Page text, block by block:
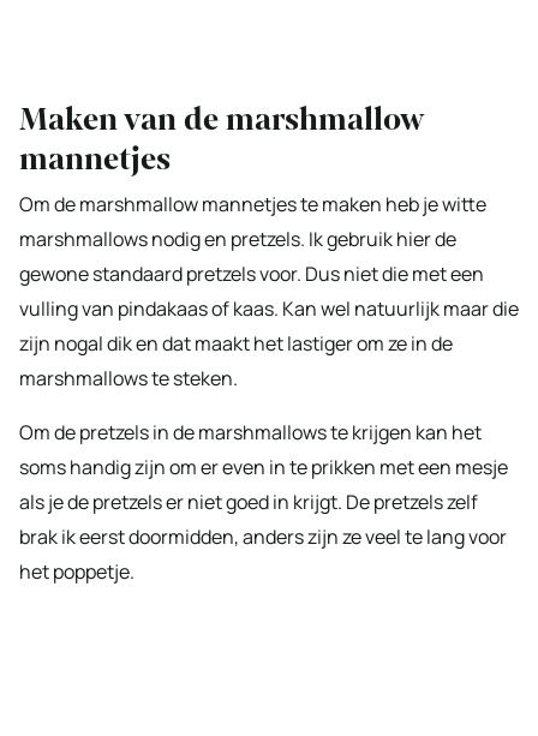
Maken van de marshmallow
mannetjes
Om de marshmallow mannetjes te maken heb je witte
marshmallows nodig en pretzels. Ik gebruik hier de
gewone standaard pretzels voor. Dus niet die met een
vulling van pindakaas of kaas. Kan wel natuurlijk maar die
zijn nogal dik en dat maakt het lastiger om ze in de
marshmallows te steken.
Om de pretzels in de marshmallows te krijgen kan het
soms handig zijn om er even in te prikken met een mesje
als je de pretzels er niet goed in krijgt. De pretzels zelf
brak ik eerst doormidden, anders zijn ze veel te lang voor
het poppetje.